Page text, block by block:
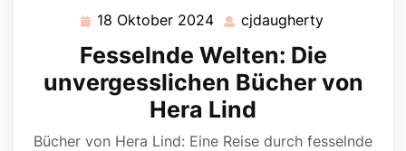
18 Oktober 2024 18
Oktober
2024
cjdaugherty
Fesselnde Welten: Die
unvergesslichen Bücher von
Hera Lind
Bücher von Hera Lind: Eine Reise durch fesselnde